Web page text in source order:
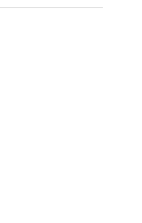
PRE MAMU -